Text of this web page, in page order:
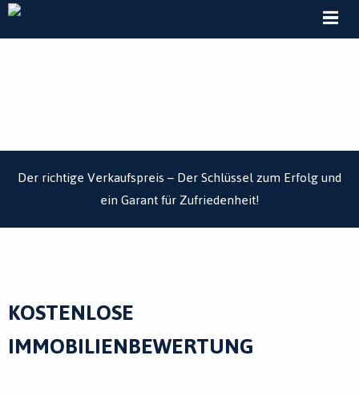
MENÜ
Der richtige Verkaufspreis – Der Schlüssel zum Erfolg und
ein Garant für Zufriedenheit!
KOSTENLOSE
IMMOBILIENBEWERTUNG